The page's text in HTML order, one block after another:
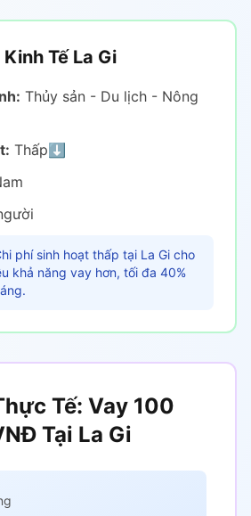
Tế La Gi
Thủy sản - Du lịch - Nông
Thấp ⬇️
phí sinh hoạt thấp tại La Gi cho
khả năng vay hơn, tối đa 40%
Tế: Vay 100
Tại La Gi